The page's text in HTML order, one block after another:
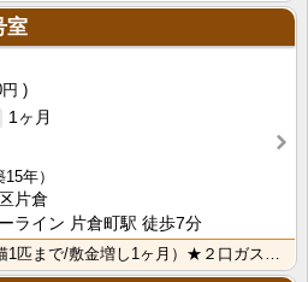
室
1ヶ月
15年）
片倉
ライン 片倉町駅 徒歩7分
ペット飼育可（小型犬または猫1匹まで/敷金増し1ヶ月）★２口ガスコンロのシステムキッチン、追い炊き機･･･